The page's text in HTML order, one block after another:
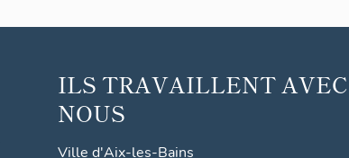
ILS TRAVAILLENT AVEC
NOUS
Ville d'Aix-les-Bains